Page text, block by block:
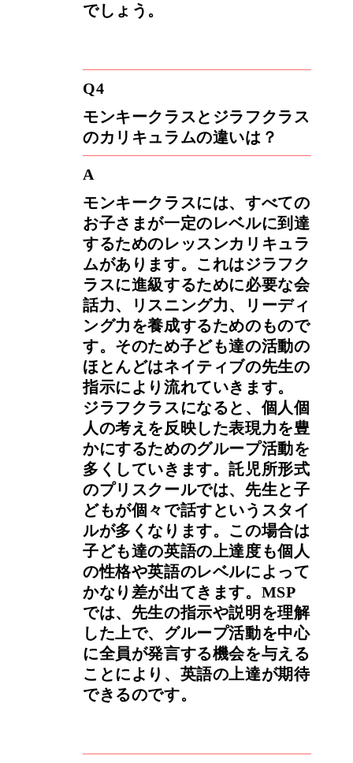
でしょう。
Q4
モンキークラスとジラフクラス
のカリキュラムの違いは？
A
モンキークラスには、すべての
お子さまが一定のレベルに到達
するためのレッスンカリキュラ
ムがあります。これはジラフク
ラスに進級するために必要な会
話力、リスニング力、リーディ
ング力を養成するためのもので
す。そのため子ども達の活動の
ほとんどはネイティブの先生の
指示により流れていきます。
ジラフクラスになると、個人個
人の考えを反映した表現力を豊
かにするためのグループ活動を
多くしていきます。託児所形式
のプリスクールでは、先生と子
どもが個々で話すというスタイ
ルが多くなります。この場合は
子ども達の英語の上達度も個人
の性格や英語のレベルによって
かなり差が出てきます。MSP
では、先生の指示や説明を理解
した上で、グループ活動を中心
に全員が発言する機会を与える
ことにより、英語の上達が期待
できるのです。